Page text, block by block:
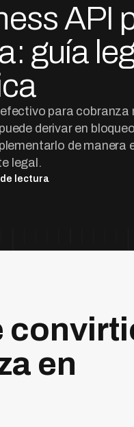
API
guía
para cobranza
derivar en
de manera
legal.
de lectura
en